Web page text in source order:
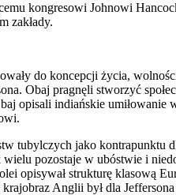
kongresowi Johnowi
zakłady.
do koncepcji życia,
Obaj pragnęli stworzyć
opisali indiańskie
tubylczych jako
pozostaje w ubóstwie i
opisywał strukturę klasową
krajobraz Anglii był dla